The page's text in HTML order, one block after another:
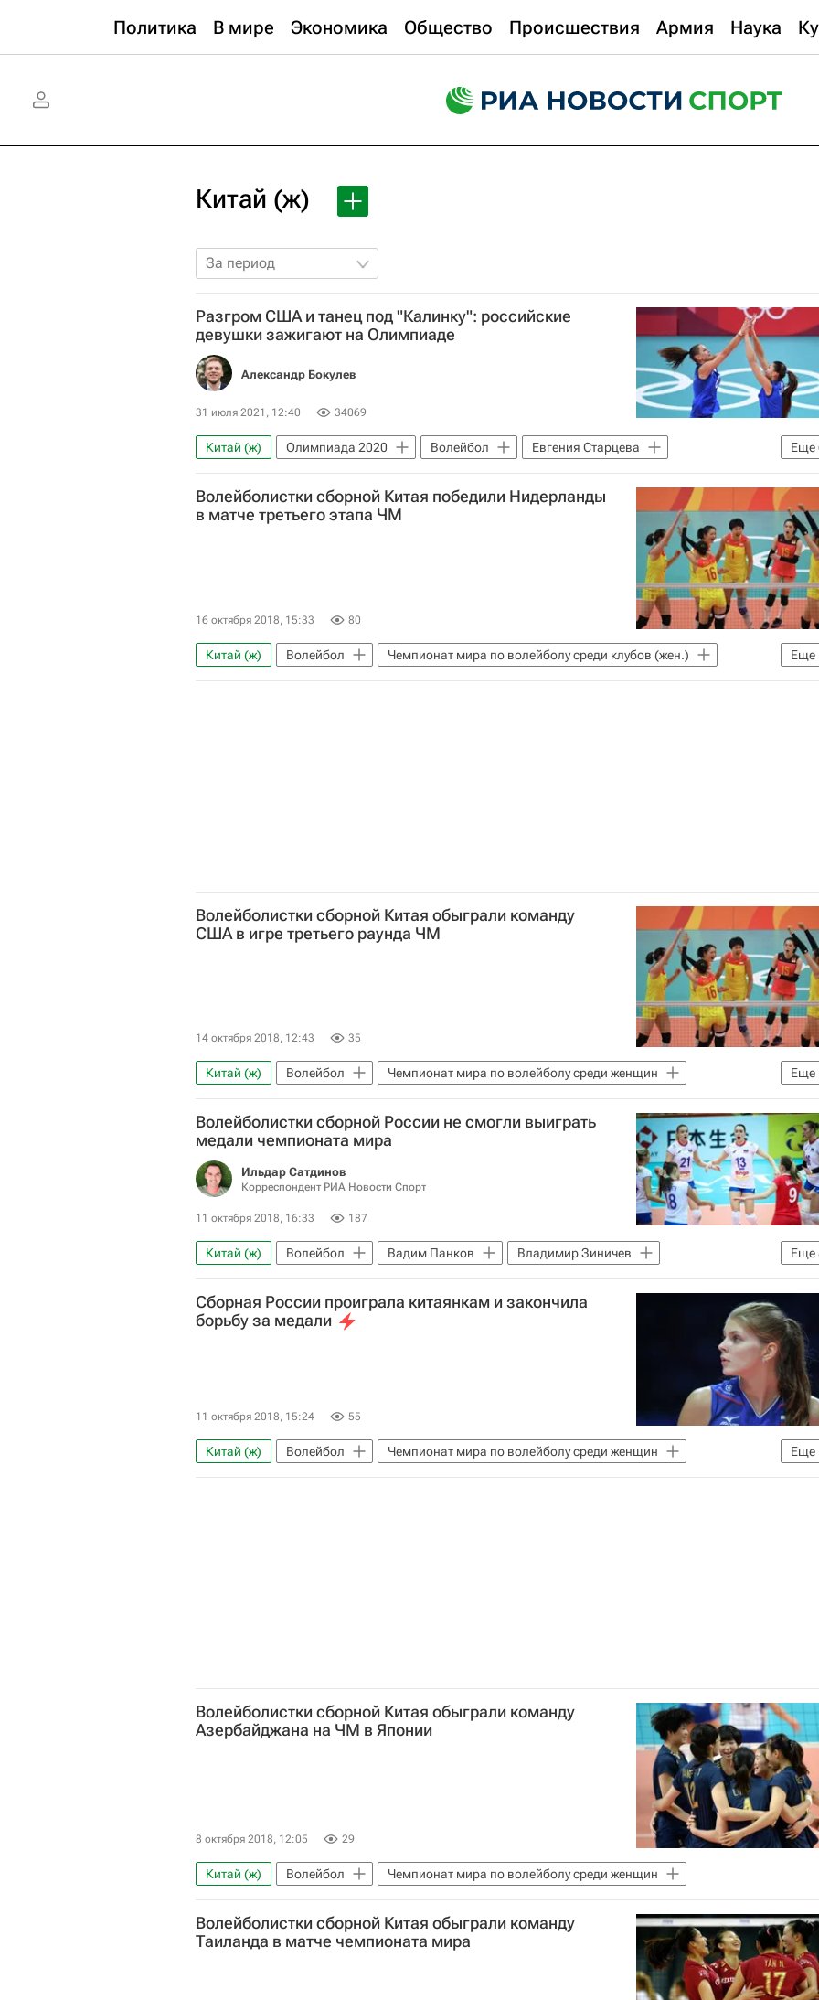
Политика В мире Экономика Общество Происшествия Армия Наука
Китай (ж)
За период
Разгром США и танец под "Калинку": российские
девушки зажигают на Олимпиаде
Александр Бокулев
31 июля 2021, 12:40 34069
Еще
Китай (ж) Олимпиада 2020 Волейбол
Евгения Старцева
Женская сборная России по волейболу
Серджио Бузато
Аргентина (ж)
США (ж)
Италия (ж) Ирина Королева
Волейболистки сборной Китая победили Нидерланды
в матче третьего этапа ЧМ
16 октября 2018, 15:33 80
Еще
Китай (ж) Волейбол
Чемпионат мира по волейболу среди клубов (жен.)
Нидерланды (ж)
Волейболистки сборной Китая обыграли команду
США в игре третьего раунда ЧМ
14 октября 2018, 12:43 35
Еще
Китай (ж) Волейбол
Чемпионат мира по волейболу среди женщин
США (ж)
Волейболистки сборной России не смогли выиграть
медали чемпионата мира
Ильдар Сатдинов
Корреспондент РИА Новости Спорт
11 октября 2018, 16:33 187
Еще
Китай (ж) Волейбол Вадим Панков
Владимир Зиничев
Всероссийская федерация волейбола (ВФВ)
Владислав Фадеев
Константин Ушаков
Чемпионат мира по волейболу среди женщин
Россия (ж)
Сборная России проиграла китаянкам и закончила
борьбу за медали
11 октября 2018, 15:24 55
Еще
Китай (ж) Волейбол
Чемпионат мира по волейболу среди женщин
Россия (ж)
Волейболистки сборной Китая обыграли команду
Азербайджана на ЧМ в Японии
8 октября 2018, 12:05 29
Китай (ж) Волейбол Чемпионат мира по волейболу среди женщин
Волейболистки сборной Китая обыграли команду
Таиланда в матче чемпионата мира